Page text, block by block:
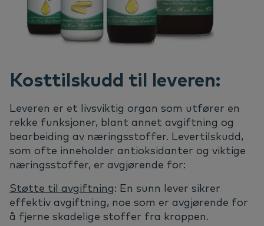
Kosttilskudd til leveren:
Leveren er et livsviktig organ som utfører en
rekke funksjoner, blant annet avgiftning og
bearbeiding av næringsstoffer. Levertilskudd,
som ofte inneholder antioksidanter og viktige
næringsstoffer, er avgjørende for:
Støtte til avgiftning: En sunn lever sikrer
effektiv avgiftning, noe som er avgjørende for
å fjerne skadelige stoffer fra kroppen.